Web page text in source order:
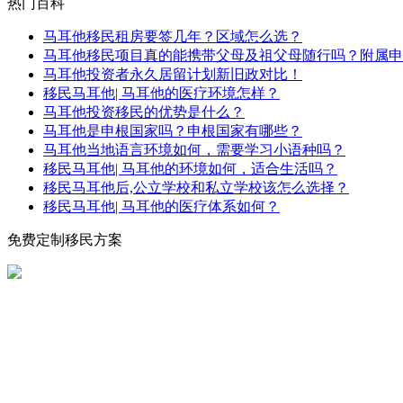
马耳他移民租房要签几年？区域怎么选？
马耳他移民项目真的能携带父母及祖父母随行吗？附属
马耳他投资者永久居留计划新旧政对比！
移民马耳他| 马耳他的医疗环境怎样？
马耳他投资移民的优势是什么？
马耳他是申根国家吗？申根国家有哪些？
马耳他当地语言环境如何，需要学习小语种吗？
移民马耳他| 马耳他的环境如何，适合生活吗？
移民马耳他后,公立学校和私立学校该怎么选择？
移民马耳他| 马耳他的医疗体系如何？
免费定制移民方案